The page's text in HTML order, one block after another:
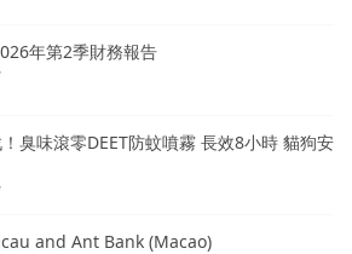
年第2季財務報告
臭味滾零DEET防蚊噴霧 長效8小時 貓狗安
and Ant Bank (Macao)